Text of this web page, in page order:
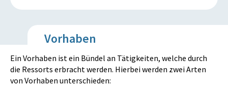
Vorhaben
Ein Vorhaben ist ein Bündel an Tätigkeiten, welche durch
die Ressorts erbracht werden. Hierbei werden zwei Arten
von Vorhaben unterschieden: